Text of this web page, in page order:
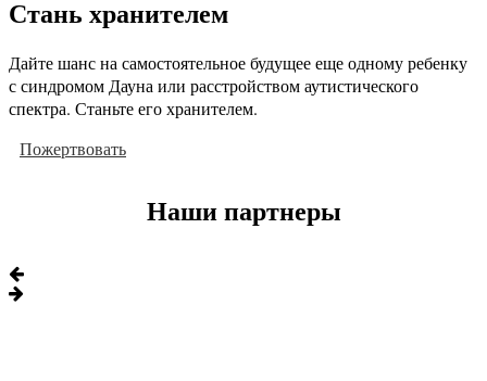
Стань хранителем
Дайте шанс на самостоятельное будущее еще одному ребенку
с синдромом Дауна или расстройством аутистического
спектра. Станьте его хранителем.
Пожертвовать
Наши партнеры